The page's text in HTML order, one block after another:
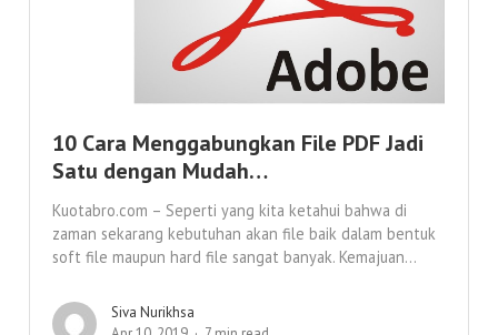
10 Cara Menggabungkan File PDF Jadi
Satu dengan Mudah…
Kuotabro.com – Seperti yang kita ketahui bahwa di
zaman sekarang kebutuhan akan file baik dalam bentuk
soft file maupun hard file sangat banyak. Kemajuan...
Siva Nurikhsa